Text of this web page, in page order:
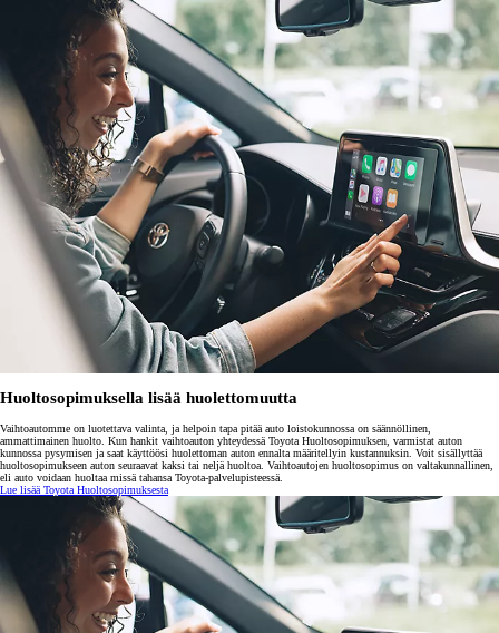
Huoltosopimuksella lisää huolettomuutta
Vaihtoautomme on luotettava valinta, ja helpoin tapa pitää auto loistokunnossa on säännöllinen,
ammattimainen huolto. Kun hankit vaihtoauton yhteydessä Toyota Huoltosopimuksen, varmistat auton
kunnossa pysymisen ja saat käyttöösi huolettoman auton ennalta määritellyin kustannuksin. Voit sisällyttää
huoltosopimukseen auton seuraavat kaksi tai neljä huoltoa. Vaihtoautojen huoltosopimus on valtakunnallinen,
eli auto voidaan huoltaa missä tahansa Toyota-palvelupisteessä.
Lue lisää Toyota Huoltosopimuksesta